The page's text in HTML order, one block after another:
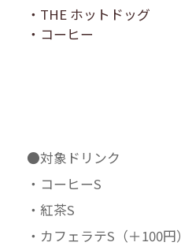
・THE ホットドッグ
・コーヒー
●対象ドリンク
・コーヒーS
・紅茶S
・カフェラテS（＋100円）